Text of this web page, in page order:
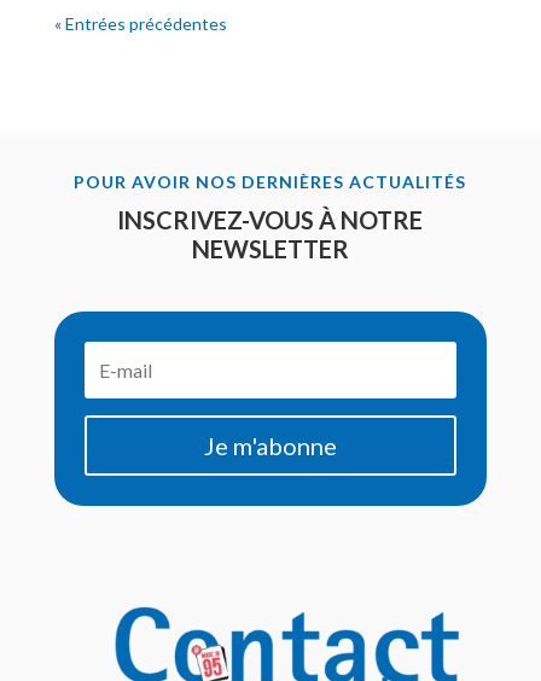
« Entrées précédentes
POUR AVOIR NOS DERNIÈRES ACTUALITÉS
INSCRIVEZ-VOUS À NOTRE
NEWSLETTER
Je m'abonne